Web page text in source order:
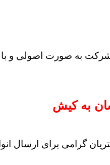
به صورت اصولی و با
به کیش
گرامی برای ارسال